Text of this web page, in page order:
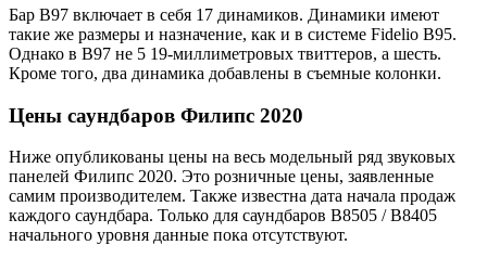
Бар B97 включает в себя 17 динамиков. Динамики имеют
такие же размеры и назначение, как и в системе Fidelio B95.
Однако в B97 не 5 19-миллиметровых твиттеров, а шесть.
Кроме того, два динамика добавлены в съемные колонки.
Цены саундбаров Филипс 2020
Ниже опубликованы цены на весь модельный ряд звуковых
панелей Филипс 2020. Это розничные цены, заявленные
самим производителем. Также известна дата начала продаж
каждого саундбара. Только для саундбаров B8505 / B8405
начального уровня данные пока отсутствуют.